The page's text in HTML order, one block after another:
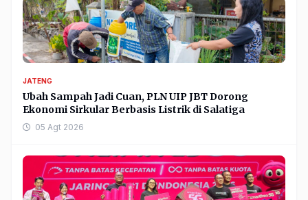
JATENG
Ubah Sampah Jadi Cuan, PLN UIP JBT Dorong
Ekonomi Sirkular Berbasis Listrik di Salatiga
05 Agt 2026